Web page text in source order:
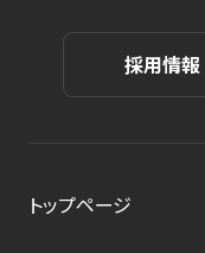
採用情報
トップページ